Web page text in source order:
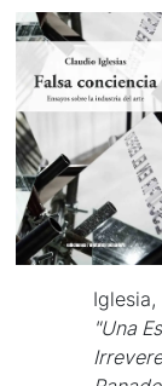
Iglesia,
"Una